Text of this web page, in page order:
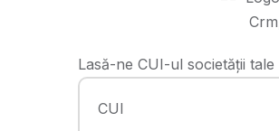
Lasă-ne CUI-ul societății